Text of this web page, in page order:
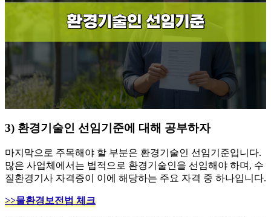
3) 환경기술인 선임기준에 대해 공부하자
마지막으로 주목해야 할 부분은 환경기술인 선임기준입니다.
많은 사업체에서는 법적으로 환경기술인을 선임해야 하며, 수
질환경기사 자격증이 이에 해당하는 주요 자격 중 하나입니다.
>>물환경보전법 체크